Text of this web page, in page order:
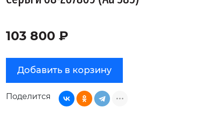
103 800 ₽
Добавить в корзину
Поделится